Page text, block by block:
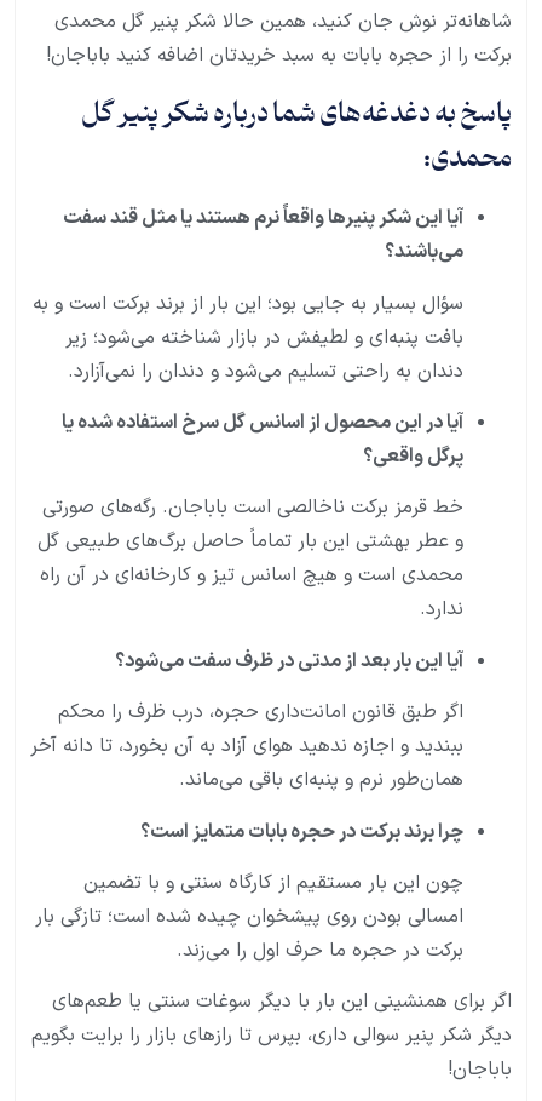
شاهانه‌تر نوش جان کنید، همین حالا شکر پنیر گل محمدی
برکت را از حجره بابات به سبد خریدتان اضافه کنید باباجان!
پاسخ به دغدغه‌های شما درباره شکر پنیر گل
محمدی:
آیا این شکر پنیرها واقعاً نرم هستند یا مثل قند سفت
می‌باشند؟
سؤال بسیار به جایی بود؛ این بار از برند برکت است و به
بافت پنبه‌ای و لطیفش در بازار شناخته می‌شود؛ زیر
دندان به راحتی تسلیم می‌شود و دندان را نمی‌آزارد.
آیا در این محصول از اسانس گل سرخ استفاده شده یا
پرگل واقعی؟
خط قرمز برکت ناخالصی است باباجان. رگه‌های صورتی
و عطر بهشتی این بار تماماً حاصل برگ‌های طبیعی گل
محمدی است و هیچ اسانس تیز و کارخانه‌ای در آن راه
ندارد.
آیا این بار بعد از مدتی در ظرف سفت می‌شود؟
اگر طبق قانون امانت‌داری حجره، درب ظرف را محکم
ببندید و اجازه ندهید هوای آزاد به آن بخورد، تا دانه آخر
همان‌طور نرم و پنبه‌ای باقی می‌ماند.
چرا برند برکت در حجره بابات متمایز است؟
چون این بار مستقیم از کارگاه سنتی و با تضمین
امسالی بودن روی پیشخوان چیده شده است؛ تازگی بار
برکت در حجره ما حرف اول را می‌زند.
اگر برای همنشینی این بار با دیگر سوغات سنتی یا طعم‌های
دیگر شکر پنیر سوالی داری، بپرس تا رازهای بازار را برایت بگویم
باباجان!